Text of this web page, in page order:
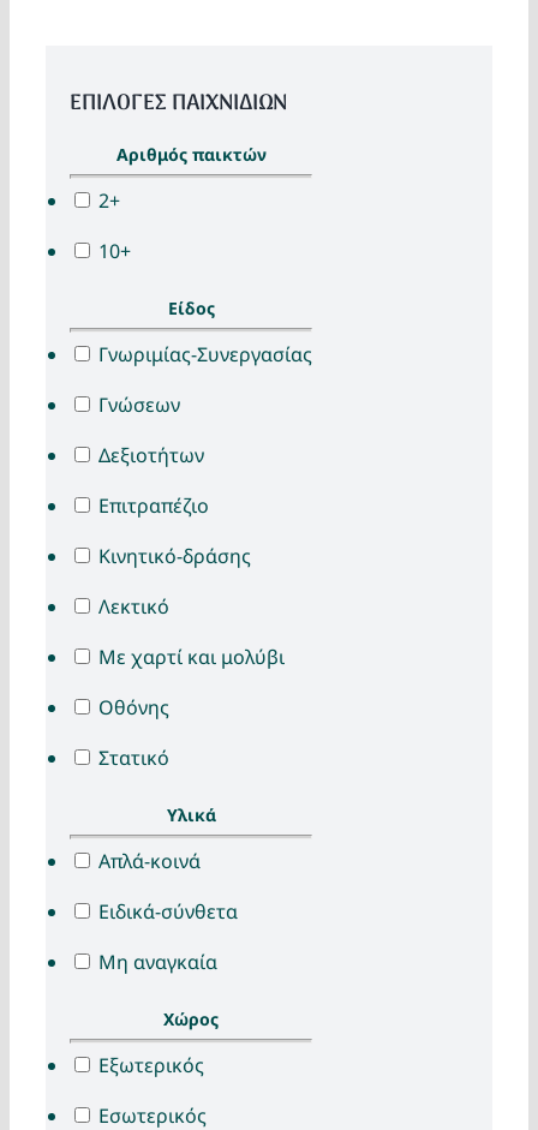
ΕΠΙΛΟΓΈΣ ΠΑΙΧΝΙΔΙΏΝ
Αριθμός παικτών
2+
10+
Είδος
Γνωριμίας-Συνεργασίας
Γνώσεων
Δεξιοτήτων
Επιτραπέζιο
Κινητικό-δράσης
Λεκτικό
Με χαρτί και μολύβι
Οθόνης
Στατικό
Υλικά
Απλά-κοινά
Ειδικά-σύνθετα
Μη αναγκαία
Χώρος
Εξωτερικός
Εσωτερικός